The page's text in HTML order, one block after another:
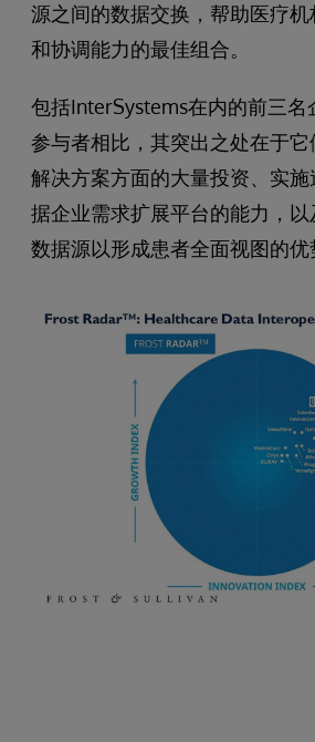
源之间的数据交换，帮助医疗
和协调能力的最佳组合。
包括InterSystems在内的前三名
参与者相比，其突出之处在于
解决方案方面的大量投资、实
据企业需求扩展平台的能力，
数据源以形成患者全面视图的优